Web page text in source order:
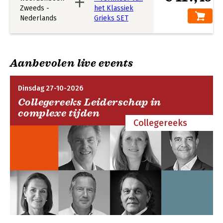
Aanbevolen live events
Dinsdag 27-10-2026
Collegereeks Leiderschap in
complexe tijden
Collegereeks